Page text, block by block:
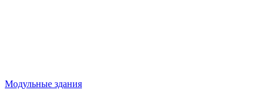
Модульные здания